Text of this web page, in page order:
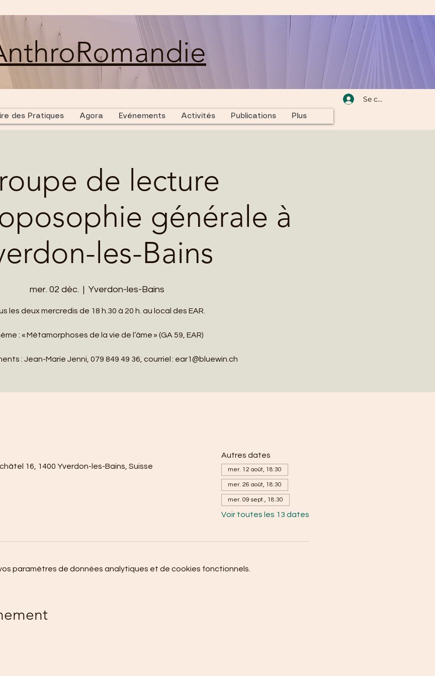
des Pratiques Agora Evénements Activités Publications Plus
Se connecter
de lecture
générale à
les-Bains
mer. 02 déc.
  |
Yverdon-les-Bains
les deux mercredis de 18 h.30 à 20 h. au local des EAR.
: « Métamorphoses de la vie de l’âme » (GA 59, EAR)
: Jean-Marie Jenni, 079 849 49 36, courriel : ear1@bluewin.ch
16, 1400 Yverdon-les-Bains, Suisse
Autres dates
mer. 12 août, 18:30
mer. 26 août, 18:30
mer. 09 sept., 18:30
Voir toutes les 13 dates
paramètres de données analytiques et de cookies fonctionnels.